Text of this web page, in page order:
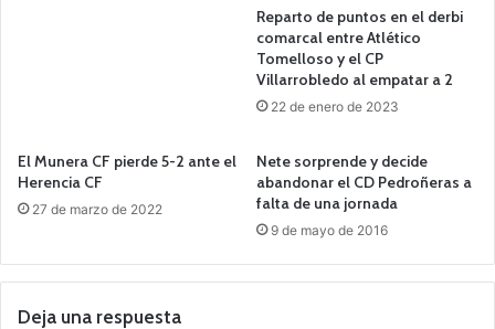
Reparto de puntos en el derbi
comarcal entre Atlético
Tomelloso y el CP
Villarrobledo al empatar a 2
22 de enero de 2023
El Munera CF pierde 5-2 ante el
Herencia CF
27 de marzo de 2022
Nete sorprende y decide
abandonar el CD Pedroñeras a
falta de una jornada
9 de mayo de 2016
Deja una respuesta